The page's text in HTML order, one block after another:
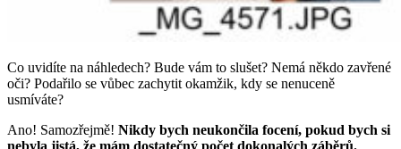
Co uvidíte na náhledech? Bude vám to slušet? Nemá někdo zavřené
oči? Podařilo se vůbec zachytit okamžik, kdy se nenuceně
usmíváte?
Ano! Samozřejmě! Nikdy bych neukončila focení, pokud bych si
nebyla jistá, že mám dostatečný počet dokonalých záběrů.